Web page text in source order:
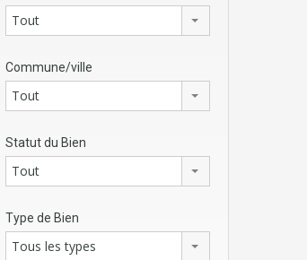
Tout
Commune/ville
Tout
Statut du Bien
Tout
Type de Bien
Tous les types